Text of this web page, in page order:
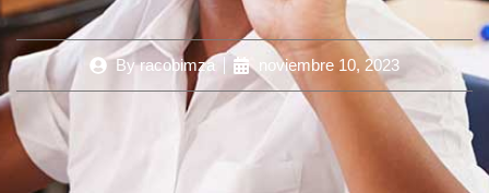
Byracobimza noviembre 10, 2023